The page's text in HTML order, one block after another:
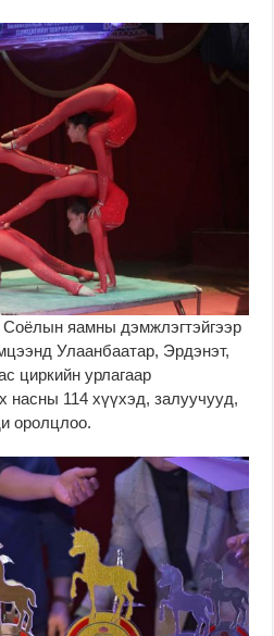
яамны дэмжлэгтэйгээр
Улаанбаатар, Эрдэнэт,
циркийн урлагаар
насны 114 хүүхэд, залуучууд,
оролцлоо.